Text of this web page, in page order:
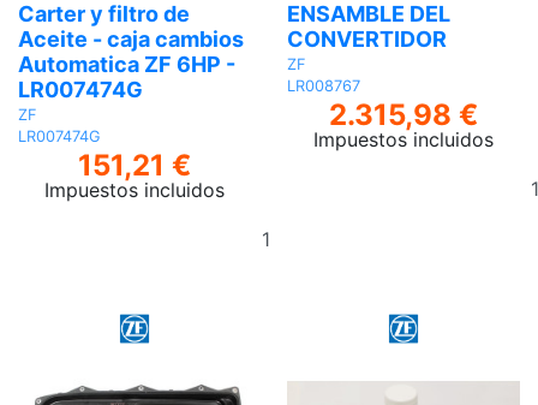
Carter y filtro de
Aceite - caja cambios
Automatica ZF 6HP -
LR007474G
ZF
LR007474G
151,21 €
Impuestos incluidos
ENSAMBLE DEL
CONVERTIDOR
ZF
LR008767
2.315,98 €
Impuestos incluidos